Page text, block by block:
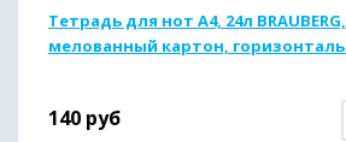
Тетрадь для нот А4, 24л
мелованный картон,
140 руб